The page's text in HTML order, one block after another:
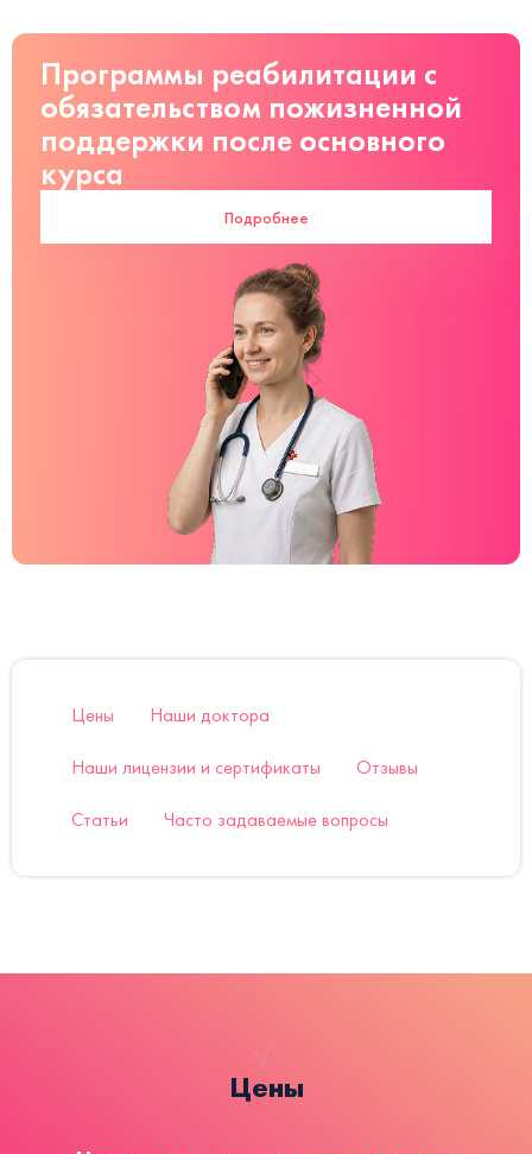
Программы реабилитации с
обязательством пожизненной
поддержки после основного
курса
Подробнее
Цены Наши доктора
Наши лицензии и сертификаты Отзывы
Статьи Часто задаваемые вопросы
Цены